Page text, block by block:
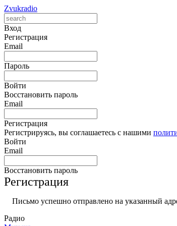
Zvukradio
Вход
Регистрация
Email
Пароль
Войти
Восстановить пароль
Email
Регистрация
Регистрируясь, вы соглашаетесь с нашими
Войти
Email
Восстановить пароль
Регистрация
Письмо успешно отправлено на указанный
Радио